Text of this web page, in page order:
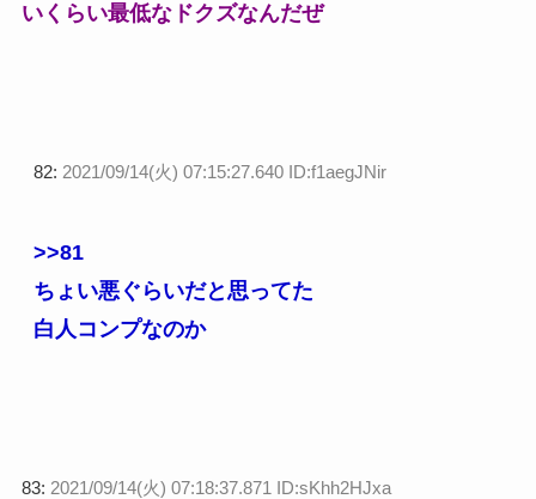
いくらい最低なドクズなんだぜ
82: 2021/09/14(火) 07:15:27.640 ID:f1aegJNir
>>81
ちょい悪ぐらいだと思ってた
白人コンプなのか
83: 2021/09/14(火) 07:18:37.871 ID:sKhh2HJxa